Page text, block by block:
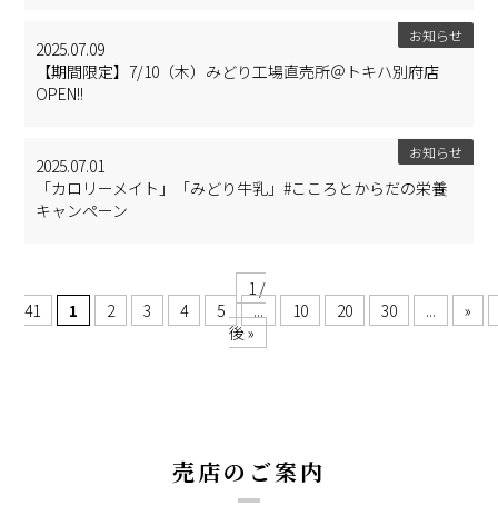
お知らせ
2025.07.09
【期間限定】7/10（木）みどり工場直売所＠トキハ別府店
OPEN!!
お知らせ
2025.07.01
「カロリーメイト」「みどり牛乳」#こころとからだの栄養
キャンペーン
1 /
41
1 2 3 4 5 ... 10 20 30 ...
»
後 »
売店のご案内